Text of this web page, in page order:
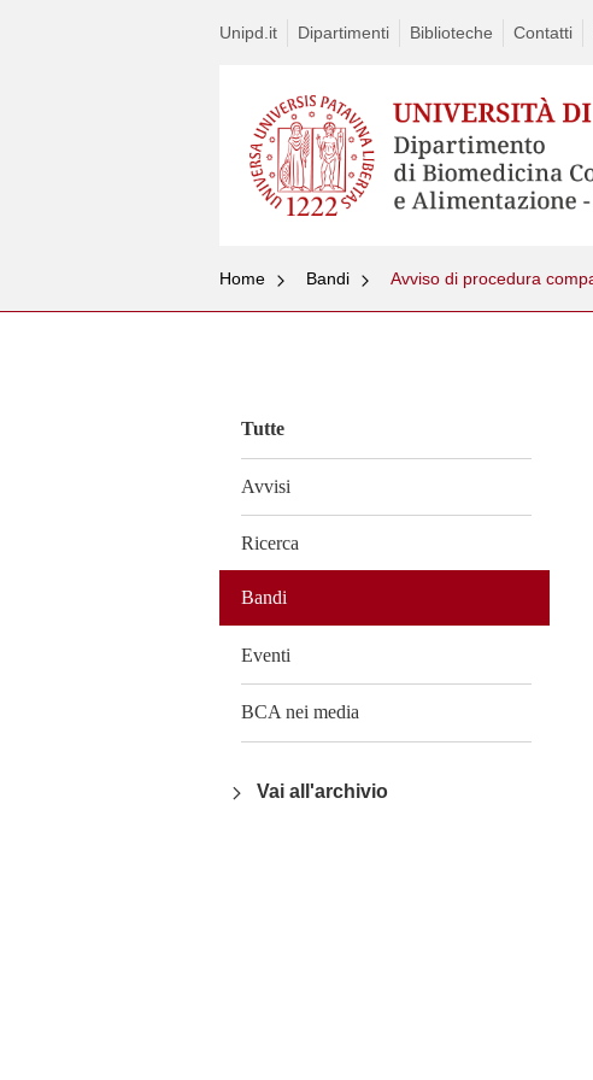
Unipd.it Dipartimenti Biblioteche Contatti
Home Bandi
Tutte
Avvisi
Ricerca
Bandi
Eventi
BCA nei media
Vai all'archivio